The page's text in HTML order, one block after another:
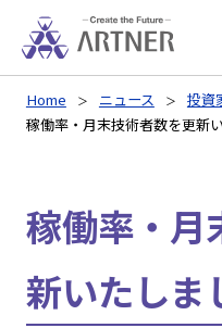
Home ニュース
投資
稼働率・月末技術者数を更新
稼働率・月
新いたしま